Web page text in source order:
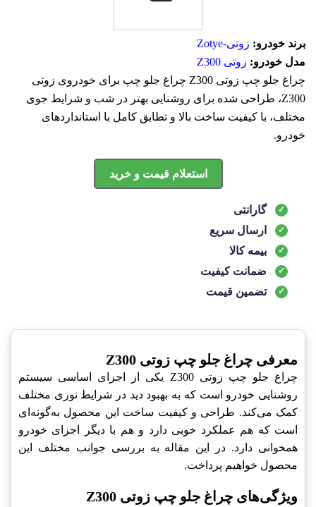
برند خودرو: زوتی-Zotye
مدل خودرو: زوتی Z300
چراغ جلو چپ زوتی Z300 چراغ جلو چپ برای خودروی زوتی
Z300، طراحی شده برای روشنایی بهتر در شب و شرایط جوی
مختلف، با کیفیت ساخت بالا و تطابق کامل با استانداردهای
خودرو.
استعلام قیمت و خرید
گارانتی
ارسال سریع
بیمه کالا
ضمانت کیفیت
تضمین قیمت
معرفی چراغ جلو چپ زوتی Z300
چراغ جلو چپ زوتی Z300 یکی از اجزای اساسی سیستم
روشنایی خودرو است که به بهبود دید در شرایط نوری مختلف
کمک می‌کند. طراحی و کیفیت ساخت این محصول به‌گونه‌ای
است که هم عملکرد خوبی دارد و هم با دیگر اجزای خودرو
همخوانی دارد. در این مقاله به بررسی جوانب مختلف این
محصول خواهیم پرداخت.
ویژگی‌های چراغ جلو چپ زوتی Z300